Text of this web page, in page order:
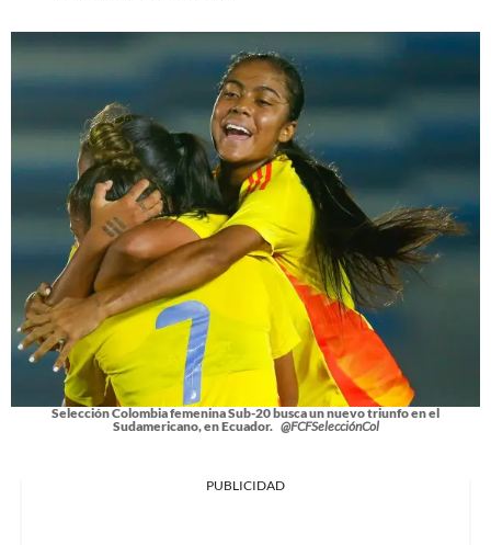
Selección Colombia femenina Sub-20 busca un nuevo triunfo en el
Sudamericano, en Ecuador. @FCFSelecciónCol
PUBLICIDAD